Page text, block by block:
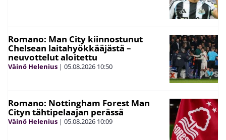
Romano: Man City kiinnostunut
Chelsean laitahyökkääjästä –
neuvottelut aloitettu
Väinö Helenius | 05.08.2026 10:50
Romano: Nottingham Forest Man
Cityn tähtipelaajan perässä
Väinö Helenius | 05.08.2026 10:09